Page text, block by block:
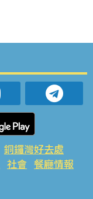
銅鑼灣好去處
社會 餐廳情報